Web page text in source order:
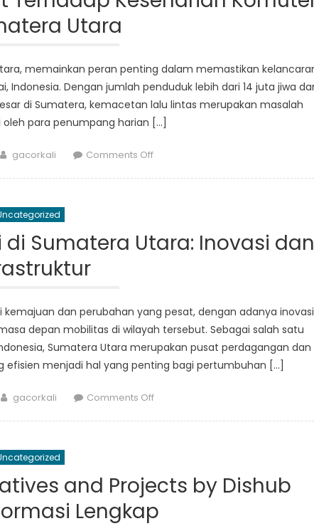
untuk
Sumatera
Utara
Utara
memainkan peran penting dalam memastikan
Indonesia. Dengan jumlah penduduk lebih dari 14 juta jiwa
di Sumatera, kemacetan lalu lintas merupakan masalah
para penumpang harian […]
Author
gacorkali Comments Offon
Terhadap
Keseharian
Utara
Sumatera Utara: Inovasi dan
dan perubahan yang pesat, dengan adanya inovasi
depan mobilitas di wilayah tersebut. Sebagai salah satu
Sumatera Utara merupakan pusat perdagangan dan
efisien menjadi hal yang penting bagi pertumbuhan […]
Author
gacorkali Comments Offon
Sumatera
Utara:
Inovasi
and Projects by Dishub
Lengkap